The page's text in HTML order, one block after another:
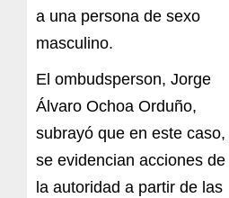
a una persona de sexo
masculino.
El ombudsperson, Jorge
Álvaro Ochoa Orduño,
subrayó que en este caso,
se evidencian acciones de
la autoridad a partir de las